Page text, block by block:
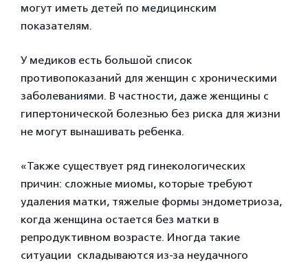
могут иметь детей по медицинским
показателям.
У медиков есть большой список
противопоказаний для женщин с хроническими
заболеваниями. В частности, даже женщины с
гипертонической болезнью без риска для жизни
не могут вынашивать ребенка.
«Также существует ряд гинекологических
причин: сложные миомы, которые требуют
удаления матки, тяжелые формы эндометриоза,
когда женщина остается без матки в
репродуктивном возрасте. Иногда такие
ситуации складываются из-за неудачного